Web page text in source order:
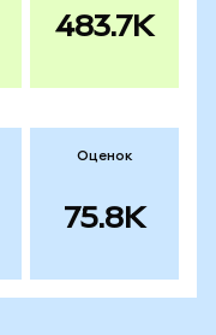
483.7K
Оценок
75.8K